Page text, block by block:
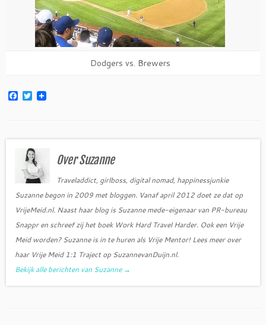
Dodgers vs. Brewers
F
o
T
w
e
r
Over Suzanne
Traveladdict, girlboss, digital nomad, happinessjunkie
Suzanne begon in 2009 met bloggen. Vanaf april 2012 doet ze dat op
VrijeMeid.nl. Naast haar blog is Suzanne mede-eigenaar van PR-bureau
Snappr en schreef zij het boek Work Hard Travel Harder. Ook een Vrije
Meid worden? Suzanne is in te huren als Vrije Mentor! Lees meer over
haar Vrije Meid 1:1 Traject op SuzannevanDuijn.nl.
Bekijk alle berichten van Suzanne →